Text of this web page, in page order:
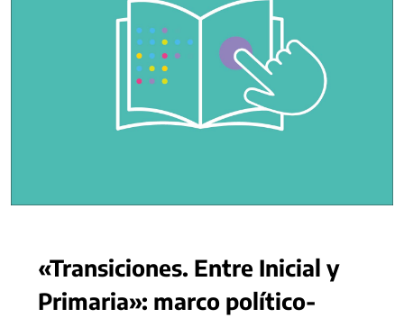
«Transiciones. Entre Inicial y
Primaria»: marco político-